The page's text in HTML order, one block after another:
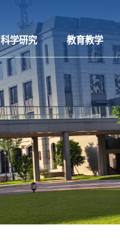
科学研究 教育教学